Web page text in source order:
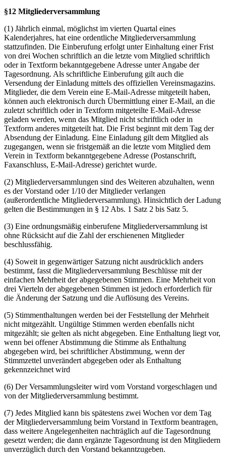
§12 Mitgliederversammlung
(1) Jährlich einmal, möglichst im vierten Quartal eines
Kalenderjahres, hat eine ordentliche Mitgliederversammlung
stattzufinden. Die Einberufung erfolgt unter Einhaltung einer Frist
von drei Wochen schriftlich an die letzte vom Mitglied schriftlich
oder in Textform bekanntgegebene Adresse unter Angabe der
Tagesordnung. Als schriftliche Einberufung gilt auch die
Versendung der Einladung mittels des offiziellen Vereinsmagazins.
Mitglieder, die dem Verein eine E-Mail-Adresse mitgeteilt haben,
können auch elektronisch durch Übermittlung einer E-Mail, an die
zuletzt schriftlich oder in Textform mitgeteilte E-Mail-Adresse
geladen werden, wenn das Mitglied nicht schriftlich oder in
Textform anderes mitgeteilt hat. Die Frist beginnt mit dem Tag der
Absendung der Einladung. Eine Einladung gilt dem Mitglied als
zugegangen, wenn sie fristgemäß an die letzte vom Mitglied dem
Verein in Textform bekanntgegebene Adresse (Postanschrift,
Faxanschluss, E-Mail-Adresse) gerichtet wurde.
(2) Mitgliederversammlungen sind des Weiteren abzuhalten, wenn
es der Vorstand oder 1/10 der Mitglieder verlangen
(außerordentliche Mitgliederversammlung). Hinsichtlich der Ladung
gelten die Bestimmungen in § 12 Abs. 1 Satz 2 bis Satz 5.
(3) Eine ordnungsmäßig einberufene Mitgliederversammlung ist
ohne Rücksicht auf die Zahl der erschienenen Mitglieder
beschlussfähig.
(4) Soweit in gegenwärtiger Satzung nicht ausdrücklich anders
bestimmt, fasst die Mitgliederversammlung Beschlüsse mit der
einfachen Mehrheit der abgegebenen Stimmen. Eine Mehrheit von
drei Vierteln der abgegebenen Stimmen ist jedoch erforderlich für
die Änderung der Satzung und die Auflösung des Vereins.
(5) Stimmenthaltungen werden bei der Feststellung der Mehrheit
nicht mitgezählt. Ungültige Stimmen werden ebenfalls nicht
mitgezählt; sie gelten als nicht abgegeben. Eine Enthaltung liegt vor,
wenn bei offener Abstimmung die Stimme als Enthaltung
abgegeben wird, bei schriftlicher Abstimmung, wenn der
Stimmzettel unverändert abgegeben oder als Enthaltung
gekennzeichnet wird
(6) Der Versammlungsleiter wird vom Vorstand vorgeschlagen und
von der Mitgliederversammlung bestimmt.
(7) Jedes Mitglied kann bis spätestens zwei Wochen vor dem Tag
der Mitgliederversammlung beim Vorstand in Textform beantragen,
dass weitere Angelegenheiten nachträglich auf die Tagesordnung
gesetzt werden; die dann ergänzte Tagesordnung ist den Mitgliedern
unverzüglich durch den Vorstand bekanntzugeben.